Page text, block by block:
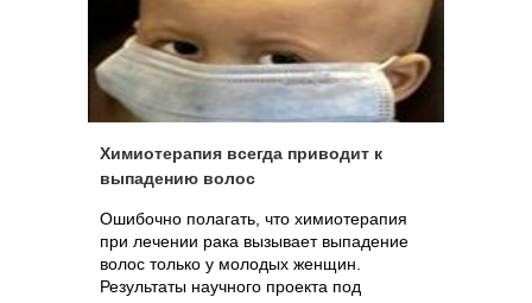
Химиотерапия всегда приводит к
выпадению волос
Ошибочно полагать, что химиотерапия
при лечении рака вызывает выпадение
волос только у молодых женщин.
Результаты научного проекта под